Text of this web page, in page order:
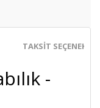
TAKSIT
-